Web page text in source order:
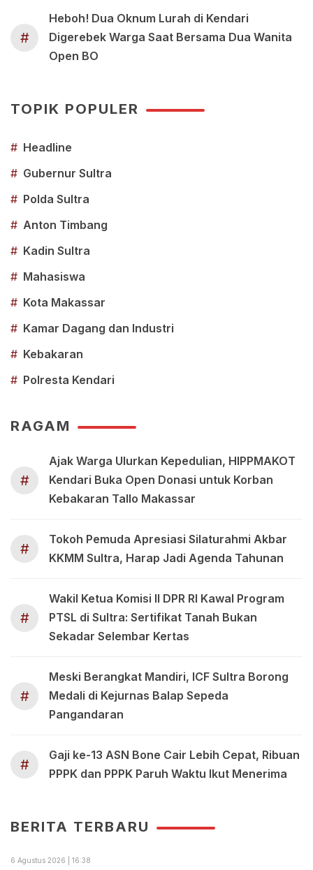
#
Heboh! Dua Oknum Lurah di Kendari
Digerebek Warga Saat Bersama Dua Wanita
Open BO
TOPIK POPULER
# Headline
# Gubernur Sultra
# Polda Sultra
# Anton Timbang
# Kadin Sultra
# Mahasiswa
# Kota Makassar
# Kamar Dagang dan Industri
# Kebakaran
# Polresta Kendari
RAGAM
#
Ajak Warga Ulurkan Kepedulian, HIPPMAKOT
Kendari Buka Open Donasi untuk Korban
Kebakaran Tallo Makassar
#
Tokoh Pemuda Apresiasi Silaturahmi Akbar
KKMM Sultra, Harap Jadi Agenda Tahunan
#
Wakil Ketua Komisi II DPR RI Kawal Program
PTSL di Sultra: Sertifikat Tanah Bukan
Sekadar Selembar Kertas
#
Meski Berangkat Mandiri, ICF Sultra Borong
Medali di Kejurnas Balap Sepeda
Pangandaran
#
Gaji ke-13 ASN Bone Cair Lebih Cepat, Ribuan
PPPK dan PPPK Paruh Waktu Ikut Menerima
BERITA TERBARU
6 Agustus 2026 | 16:38